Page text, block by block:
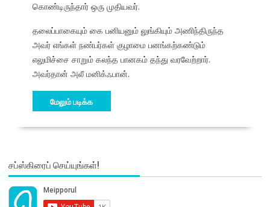
கொண்டிருந்தார் ஒரு முதியவர்.
தலைப்பாகையும் கை பனியனும் லுங்கியும் அணிந்திருந்த
அவர் எங்கள் நண்பர்கள் குழாமை பனங்கற்கண்டும்
எலுமிச்சை சாறும் கலந்த பானகம் தந்து வரவேற்றார்.
அவர்தான் அலீ மனிக்ஃபான்.
மேலும் படிக்க
சப்ஸ்கிரைப் செய்யுங்கள்!